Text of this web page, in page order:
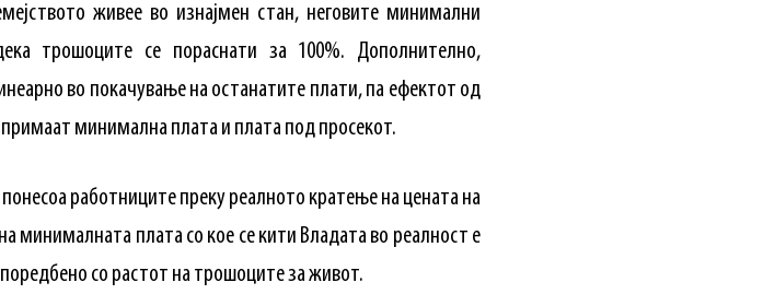
живее во изнајмен стан, неговите минимални
трошоците се пораснати за 100%. Дополнително,
во покачување на останатите плати, па ефектот од
минимална плата и плата под просекот.
работниците преку реалното кратење на цената на
минималната плата со кое се кити Владата во реалност е
со растот на трошоците за живот.